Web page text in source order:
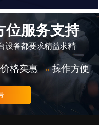
位服务支持
设备都要求精益求精
价格实惠 ○ 操作方便